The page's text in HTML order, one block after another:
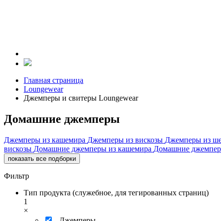
Главная страница
Loungewear
Джемперы и свитеры Loungewear
Домашние джемперы
Джемперы из кашемира Джемперы из вискозы Джемперы из
вискозы Домашние джемперы из кашемира Домашние
показать все подборки
Фильтр
Тип продукта (служебное, для тегированных страниц)
1
×